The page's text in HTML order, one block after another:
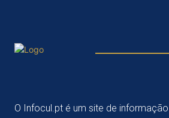
O Infocul.pt é um site de informação